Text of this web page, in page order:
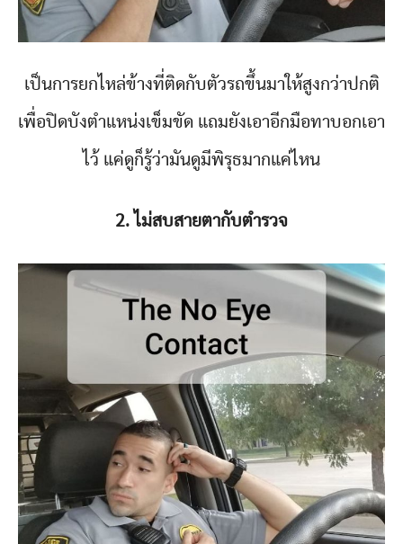
เป็นการยกไหล่ข้างที่ติดกับตัวรถขึ้นมาให้สูงกว่าปกติ
เพื่อปิดบังตำแหน่งเข็มขัด แถมยังเอาอีกมือทาบอกเอา
ไว้ แค่ดูก็รู้ว่ามันดูมีพิรุธมากแค่ไหน
2. ไม่สบสายตากับตำรวจ